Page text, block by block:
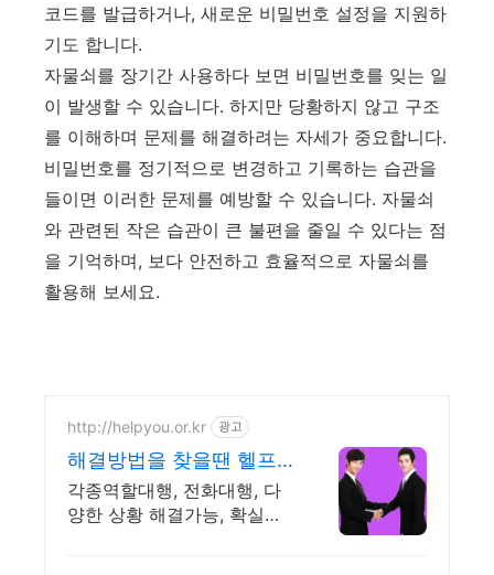
코드를 발급하거나, 새로운 비밀번호 설정을 지원하
기도 합니다.
자물쇠를 장기간 사용하다 보면 비밀번호를 잊는 일
이 발생할 수 있습니다. 하지만 당황하지 않고 구조
를 이해하며 문제를 해결하려는 자세가 중요합니다.
비밀번호를 정기적으로 변경하고 기록하는 습관을
들이면 이러한 문제를 예방할 수 있습니다. 자물쇠
와 관련된 작은 습관이 큰 불편을 줄일 수 있다는 점
을 기억하며, 보다 안전하고 효율적으로 자물쇠를
활용해 보세요.
http://helpyou.or.kr 광고
해결방법을 찾을땐 헬프
유 역할대행, 상황연출 전
문업체
각종역할대행, 전화대행, 다
양한 상황 해결가능, 확실한